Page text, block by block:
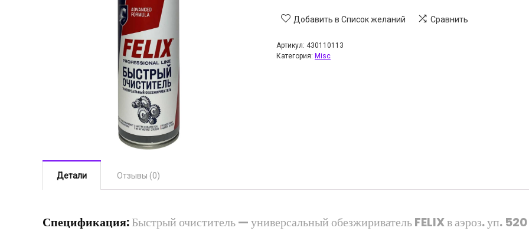
Добавить в Список желаний Сравнить
Артикул: 430110113
Категория: Misc
Детали Отзывы (0)
Спецификация:Быстрый очиститель — универсальный обезжириватель FELIX в аэроз. уп.